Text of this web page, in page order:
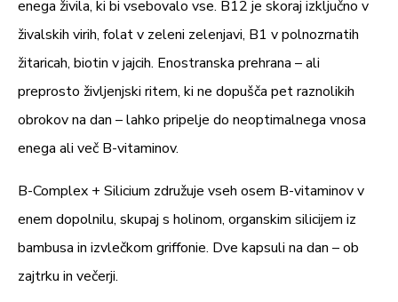
Vitamin B2 3,6 mg
257 %
Vitamin B1
2,6 mg
236 %
Folna kislina
400 μg
200 %
Biotin
150 μg
300 %
Vitamin B12
1169/2011; n.d. - ni določen
enega živila, ki bi vsebovalo vse. B12 je skoraj izključno v
živalskih virih, folat v zeleni zelenjavi, B1 v polnozrnatih
žitaricah, biotin v jajcih. Enostranska prehrana – ali
preprosto življenjski ritem, ki ne dopušča pet raznolikih
obrokov na dan – lahko pripelje do neoptimalnega vnosa
enega ali več B-vitaminov.
B-Complex + Silicium združuje vseh osem B-vitaminov v
enem dopolnilu, skupaj s holinom, organskim silicijem iz
bambusa in izvlečkom griffonie. Dve kapsuli na dan – ob
zajtrku in večerji.